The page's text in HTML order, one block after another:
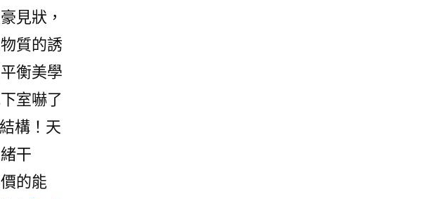
見狀，
質的誘
衡美學
室嚇了
構！天
干
的能